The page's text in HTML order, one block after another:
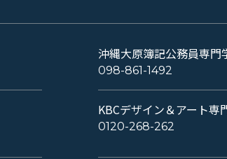
沖縄大原簿記公務員専門
098-861-1492
KBCデザイン＆アート専
0120-268-262